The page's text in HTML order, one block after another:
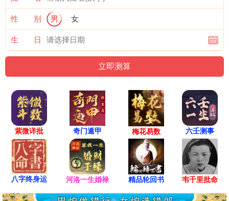
性 别 男 女
生 日
紫微详批 奇门遁甲 梅花易数 六壬测事
八字终身运 河洛一生婚禄 精品轮回书 韦千里批命